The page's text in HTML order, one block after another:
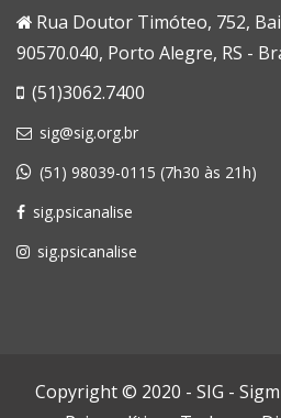
Rua Doutor Timóteo, 752,
90570.040, Porto Alegre, RS -
(51)3062.7400
sig@sig.org.br
(51) 98039-0115 (7h30 às 21h)
sig.psicanalise
sig.psicanalise
Copyright © 2020 - SIG -